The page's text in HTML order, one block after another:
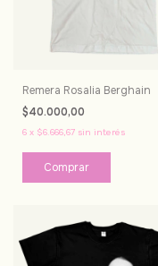
Remera Rosalia Berghain
$40.000,00
6 x $6.666,67 sin interés
Comprar